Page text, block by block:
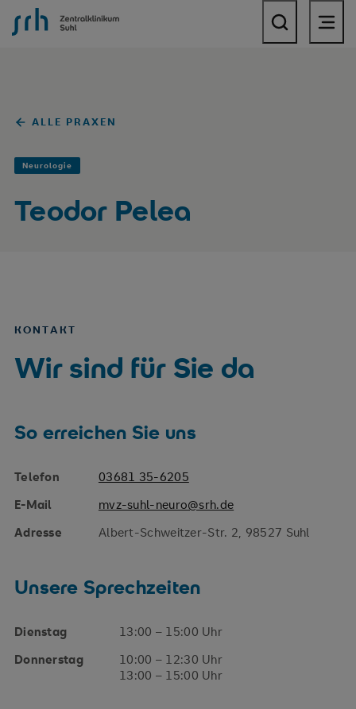
SRH Zentralklinikum Suhl
ALLE PRAXEN
Neurologie
Teodor Pelea
KONTAKT
Wir sind für Sie da
So erreichen Sie uns
Telefon
03681 35-6205
E-Mail
mvz-suhl-neuro@srh.de
Adresse
Albert-Schweitzer-Str. 2, 98527 Suhl
Unsere Sprechzeiten
Dienstag
13:00 – 15:00 Uhr
Donnerstag
10:00 – 12:30 Uhr
13:00 – 15:00 Uhr